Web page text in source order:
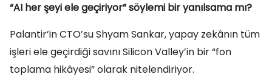
“AI her şeyi ele geçiriyor” söylemi bir yanılsama mı?
Palantir’in CTO’su Shyam Sankar, yapay zekânın tüm
işleri ele geçirdiği savını Silicon Valley’in bir “fon
toplama hikâyesi” olarak nitelendiriyor.